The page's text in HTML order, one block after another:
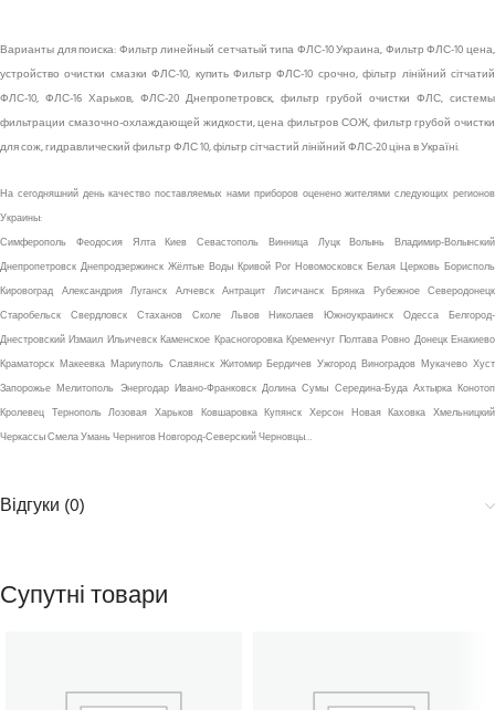
Варианты для поиска: Фильтр линейный сетчатый типа ФЛС-10 Украина, Фильтр ФЛС-10 цена,
устройство очистки смазки ФЛС-10, купить Фильтр ФЛС-10 срочно, фільтр лінійний сітчатий
ФЛС-10, ФЛС-16 Харьков, ФЛС-20 Днепропетровск, фильтр грубой очистки ФЛС, системы
фильтрации смазочно-охлаждающей жидкости, цена фильтров СОЖ, фильтр грубой очистки
для сож, гидравлический фильтр ФЛС 10, фільтр сітчастий лінійний ФЛС-20 ціна в Україні.
На сегодняшний день качество поставляемых нами приборов оценено жителями следующих регионов
Украины:
Симферополь Феодосия Ялта Киев Севастополь Винница Луцк Волынь Владимир-Волынский
Днепропетровск Днепродзержинск Жёлтые Воды Кривой Рог Новомосковск Белая Церковь Борисполь
Кировоград Александрия Луганск Алчевск Антрацит Лисичанск Брянка Рубежное Северодонецк
Старобельск Свердловск Стаханов Сколе Львов Николаев Южноукраинск Одесса Белгород-
Днестровский Измаил Ильичевск Каменское Красногоровка Кременчуг Полтава Ровно Донецк Енакиево
Краматорск Макеевка Мариуполь Славянск Житомир Бердичев Ужгород Виноградов Мукачево Хуст
Запорожье Мелитополь Энергодар Ивано-Франковск Долина Сумы Середина-Буда Ахтырка Конотоп
Кролевец Тернополь Лозовая Харьков Ковшаровка Купянск Херсон Новая Каховка Хмельницкий
Черкассы Смела Умань Чернигов Новгород-Северский Черновцы…
Відгуки (0)
Супутні товари